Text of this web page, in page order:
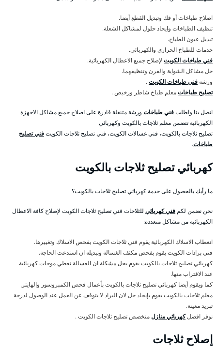
اصلاح طباخات أو فك وتبديل القطع أيضا.
تنظيف الطباخات وايجاد حلول لمشاكل الشعلة.
تبديل عيون الطباخ.
خدمات للطباخ الحراري والكهربائي.
فني طباخات الكويت لإصلاح جميع الاعطال الكهربائية.
حل مشاكل الشواية والفرن وتنظيفهما.
ورشة فني طباخات الكويت.
تصليح طباخاتمعلم طباخ شاطر ورخيص .
اتصل بنا واطلبفني طباخات ورشة متنقلة قادرة على اصلاح جميع مشاكل الاجهزة
الكهربائية تتضمن معلم ثلاجات بالكويت وكهربائي
تصليح ثلاجات بالكويت، فني غسالات الكويت، فني تصليح ثلاجات الكويتفني تصليح
طباخات.
كهربائي تصليح ثلاجات بالكويت
ما رأيك بالحصول على خدمة كهربائي تصليح ثلاجات بالكويت؟
نحن نضمن لكم فني كهربائي للثلاجات فني تصليح ثلاجات الكويت لإصلاح كافة الاعطال
الكهربائية من مشاكل متعددة:
انعطاب الاسلاك الكهربائية يقوم فني ثلاجات الكويت بفحص الاسلاك وتغييرها.
فني برادات الكويت يقوم بفحص مكثف الغسالة وتبديله ان استدعت الحاجة.
كهربائي تصليح ثلاجات بالكويت يقوم بحل مشكلة ان الغسالة تعطي موجات كهربائية
عند الاقتراب منها.
كما ويقوم أيضا كهربائي تصليح ثلاجات بالكويت بأعمال فحص الكمبروسور والهايتر.
معلم ثلاجات بالكويت يقوم بإيجاد حل لان البراد لا يتوقف عن العمل عند الوصول لدرجة
تبريد معينة.
نوفر افضلكهربائي منازلمتخصص تصليح ثلاجات الكويت .
إصلاح ثلاجات